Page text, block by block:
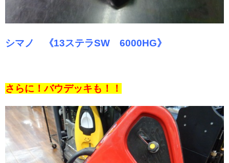
シマノ 《13ステラSW 6000HG》
さらに！バウデッキも！！